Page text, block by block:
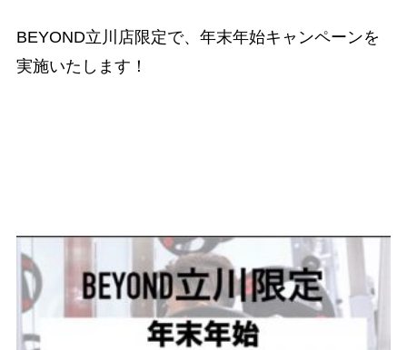
BEYOND立川店限定で、年末年始キャンペーンを
実施いたします！